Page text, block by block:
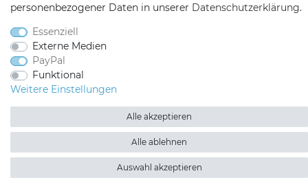
| copyright & design by mediaria®
*Alle Preise inkl. MwSt., zzgl. Versandkosten
personenbezogener Daten in unserer Daten­schutz­erklärung.
Essenziell
Externe Medien
PayPal
Funktional
Weitere Einstellungen
Alle akzeptieren
Alle ablehnen
Auswahl akzeptieren